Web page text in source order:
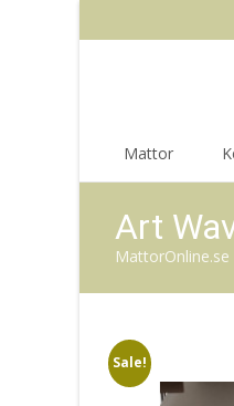
Mattor
Art
MattorOnline.se
Sale!